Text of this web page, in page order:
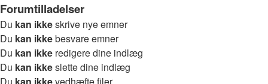
Forumtilladelser
Du kan ikkeskrive nye emner
Du kan ikkebesvare emner
Du kan ikke redigere dine indlæg
Du kan ikkeslette dine indlæg